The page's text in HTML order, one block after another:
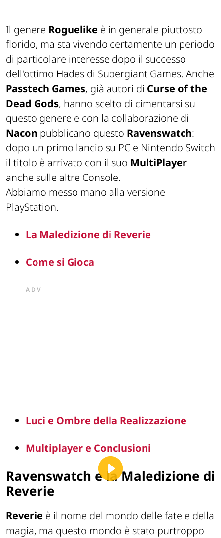
Il genere Roguelike è in generale piuttosto
florido, ma sta vivendo certamente un periodo
di particolare interesse dopo il successo
dell'ottimo Hades di Supergiant Games. Anche
Passtech Games, già autori di Curse of the
Dead Gods, hanno scelto di cimentarsi su
questo genere e con la collaborazione di
Nacon pubblicano questo Ravenswatch:
dopo un primo lancio su PC e Nintendo Switch
il titolo è arrivato con il suo MultiPlayer
anche sulle altre Console.
Abbiamo messo mano alla versione
PlayStation.
La Maledizione di Reverie
Come si Gioca
ADV
Luci e Ombre della Realizzazione
Multiplayer e Conclusioni
Ravenswatch e la Maledizione di
Reverie
Reverie è il nome del mondo delle fate e della
magia, ma questo mondo è stato purtroppo